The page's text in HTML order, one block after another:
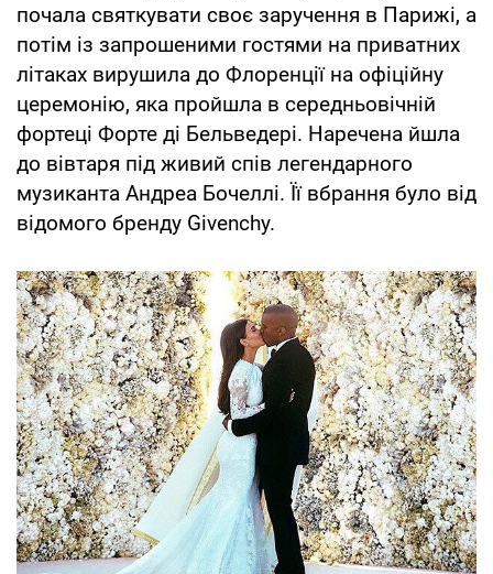
почала святкувати своє заручення в Парижі, а
потім із запрошеними гостями на приватних
літаках вирушила до Флоренції на офіційну
церемонію, яка пройшла в середньовічній
фортеці Форте ді Бельведері. Наречена йшла
до вівтаря під живий спів легендарного
музиканта Андреа Бочеллі. Її вбрання було від
відомого бренду Givenchy.